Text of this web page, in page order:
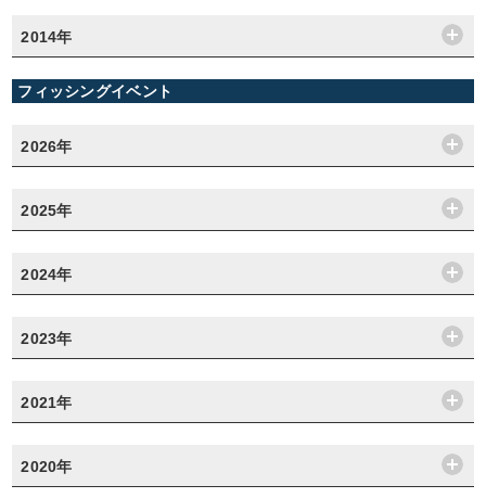
2014年
フィッシングイベント
2026年
2025年
2024年
2023年
2021年
2020年